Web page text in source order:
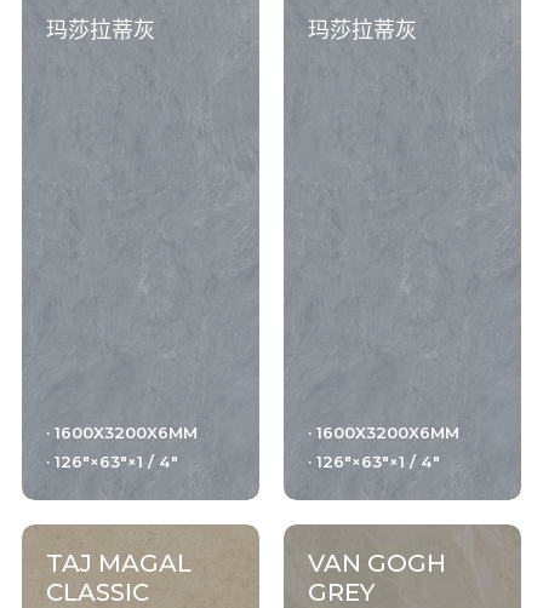
1200x2800x6mm
细腻面
结晶干粒亮抛
钻粉干粒+数码微雕
肌纹釉+数码微雕
数码通体胚（真通体）82度白胚（可透光）
玛莎拉蒂灰
· 1600X3200X6MM
· 126"×63"×1 / 4"
玛莎拉蒂灰
· 1600X3200X6MM
· 126"×63"×1 / 4"
TAJ MAGAL
CLASSIC
VAN GOGH
GREY